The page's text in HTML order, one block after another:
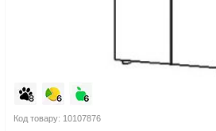
Код товару: 10107876